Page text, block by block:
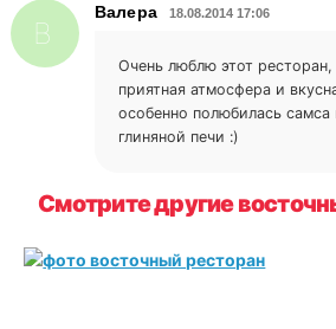
Валера 18.08.2014 17:06
Очень люблю этот
приятная атмосфера и
особенно полюбилась самса
глиняной печи :)
Смотрите другие